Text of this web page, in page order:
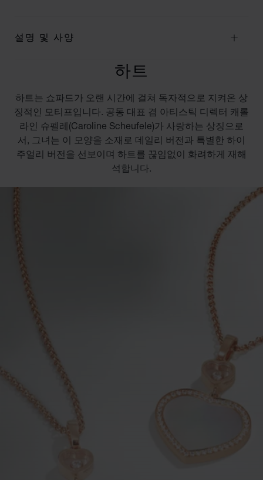
설명 및 사양
하트
하트는 쇼파드가 오랜 시간에 걸쳐 독자적으로 지켜온 상
징적인 모티프입니다. 공동 대표 겸 아티스틱 디렉터 캐롤
라인 슈펠레(Caroline Scheufele)가 사랑하는 상징으로
서, 그녀는 이 모양을 소재로 데일리 버전과 특별한 하이
주얼리 버전을 선보이며 하트를 끊임없이 화려하게 재해
석합니다.